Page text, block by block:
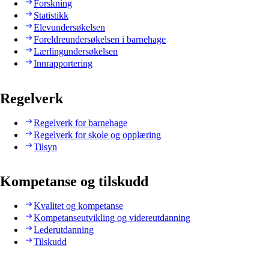
Forskning
Statistikk
Elevundersøkelsen
Foreldreundersøkelsen i barnehage
Lærlingundersøkelsen
Innrapportering
Regelverk
Regelverk for barnehage
Regelverk for skole og opplæring
Tilsyn
Kompetanse og tilskudd
Kvalitet og kompetanse
Kompetanseutvikling og videreutdanning
Lederutdanning
Tilskudd